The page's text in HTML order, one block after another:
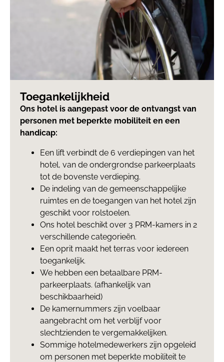
Toegankelijkheid
Ons hotel is aangepast voor de ontvangst van
personen met beperkte mobiliteit en een
handicap:
Een lift verbindt de 6 verdiepingen van het
hotel, van de ondergrondse parkeerplaats
tot de bovenste verdieping.
De indeling van de gemeenschappelijke
ruimtes en de toegangen van het hotel zijn
geschikt voor rolstoelen.
Ons hotel beschikt over 3 PRM-kamers in 2
verschillende categorieën.
Een oprit maakt het terras voor iedereen
toegankelijk.
We hebben een betaalbare PRM-
parkeerplaats. (afhankelijk van
beschikbaarheid)
De kamernummers zijn voelbaar
aangebracht om het verblijf voor
slechtzienden te vergemakkelijken.
Sommige hotelmedewerkers zijn opgeleid
om personen met beperkte mobiliteit te